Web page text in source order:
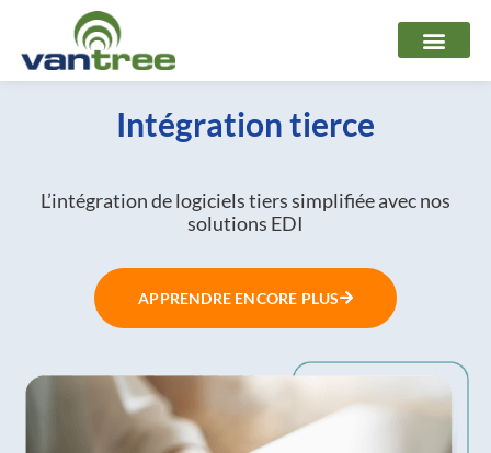
contenu
Intégration tierce
L’intégration de logiciels tiers simplifiée avec nos
solutions EDI
APPRENDRE ENCORE PLUS